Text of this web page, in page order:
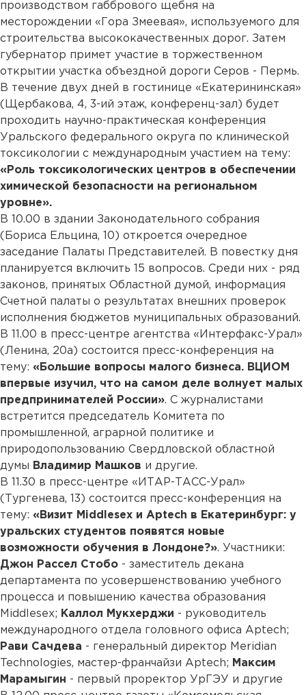
производством габбрового щебня на
месторождении «Гора Змеевая», используемого для
строительства высококачественных дорог. Затем
губернатор примет участие в торжественном
открытии участка объездной дороги Серов - Пермь.
В течение двух дней в гостинице «Екатерининская»
(Щербакова, 4, 3-ий этаж, конференц-зал) будет
проходить научно-практическая конференция
Уральского федерального округа по клинической
токсикологии с международным участием на тему:
«Роль токсикологических центров в обеспечении
химической безопасности на региональном
уровне».
В 10.00 в здании Законодательного собрания
(Бориса Ельцина, 10) откроется очередное
заседание Палаты Представителей. В повестку дня
планируется включить 15 вопросов. Среди них - ряд
законов, принятых Областной думой, информация
Счетной палаты о результатах внешних проверок
исполнения бюджетов муниципальных образований.
В 11.00 в пресс-центре агентства «Интерфакс-Урал»
(Ленина, 20а) состоится пресс-конференция на
тему: «Большие вопросы малого бизнеса. ВЦИОМ
впервые изучил, что на самом деле волнует малых
предпринимателей России». С журналистами
встретится председатель Комитета по
промышленной, аграрной политике и
природопользованию Свердловской областной
думы Владимир Машков и другие.
В 11.30 в пресс-центре «ИТАР-ТАСС-Урал»
(Тургенева, 13) состоится пресс-конференция на
тему: «Визит Middlesex и Aptech в Екатеринбург: у
уральских студентов появятся новые
возможности обучения в Лондоне?». Участники:
Джон Рассел Стобо - заместитель декана
департамента по усовершенствованию учебного
процесса и повышению качества образования
Middlesex; Каллол Мукхерджи - руководитель
международного отдела головного офиса Aptech;
Рави Сачдева - генеральный директор Meridian
Technologies, мастер-франчайзи Aptech; Максим
Марамыгин - первый проректор УрГЭУ и другие